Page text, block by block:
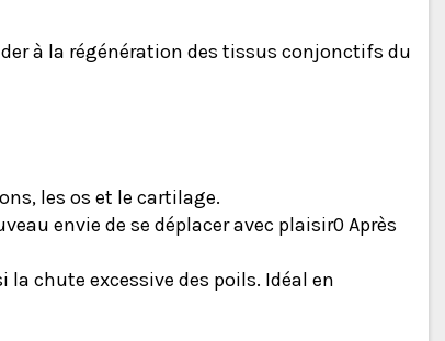
à la régénération des tissus conjonctifs du
les os et le cartilage.
envie de se déplacer avec plaisir0 Après
chute excessive des poils. Idéal en